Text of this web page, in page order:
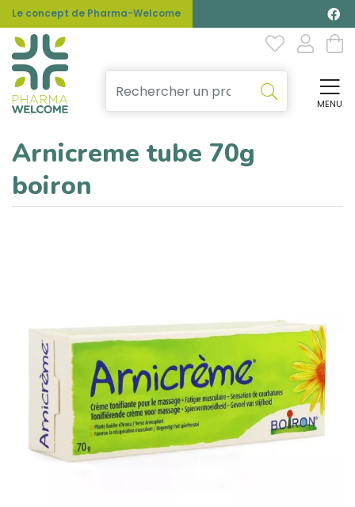
Le concept de Pharma-Welcome
MENU
Arnicreme tube 70g
boiron